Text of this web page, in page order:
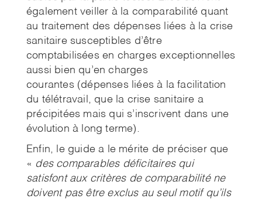
également veiller à la comparabilité quant
au traitement des dépenses liées à la crise
sanitaire susceptibles d’être
comptabilisées en charges exceptionnelles
aussi bien qu’en charges
courantes (dépenses liées à la facilitation
du télétravail, que la crise sanitaire a
précipitées mais qui s’inscrivent dans une
évolution à long terme).
Enfin, le guide a le mérite de préciser que
« des comparables déficitaires qui
satisfont aux critères de comparabilité ne
doivent pas être exclus au seul motif qu’ils